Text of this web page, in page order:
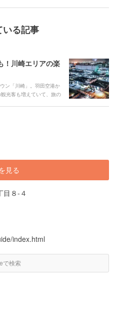
いる記事
！川崎エリアの楽
ン「川崎」。羽田空港か
光客も増えていて、旅の
な川崎のおなじみの定番
そんな情報が満載です。
見る
目８-４
index.html
で検索